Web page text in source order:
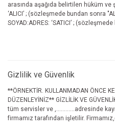
arasında aşağıda belirtilen hüküm
‘ALICI’ ; (sözleşmede bundan sonra
SOYAD:ADRES: ‘SATICI’ ;
Gizlilik ve Güvenlik
**ÖRNEKTİR. KULLANMADAN ÖNCE
DÜZENLEYİNİZ** GİZLİLİK VE
tüm servisler ve ,…………adresinde
firmamız tarafından işletilir.